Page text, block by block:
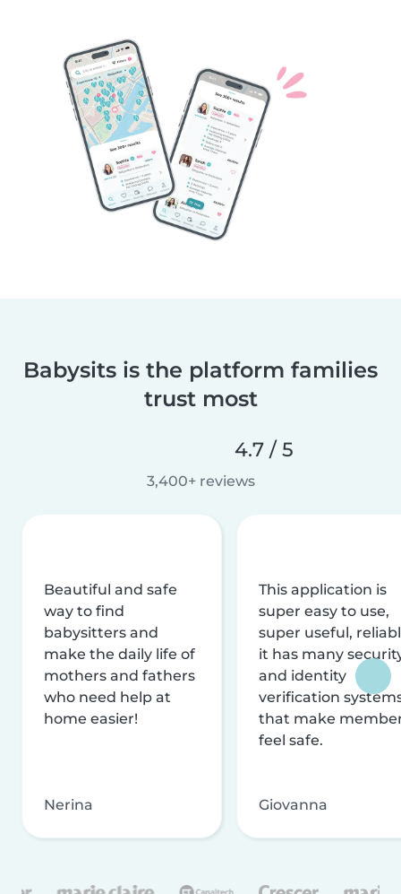
Babysits is the platform families
trust most
4.7 / 5
3,400+ reviews
Beautiful and safe
way to find
babysitters and
make the daily life of
mothers and fathers
who need help at
home easier!
Nerina
This application is
super easy to use,
super useful,
it has many
and identity
verification
that make
feel safe.
Giovanna